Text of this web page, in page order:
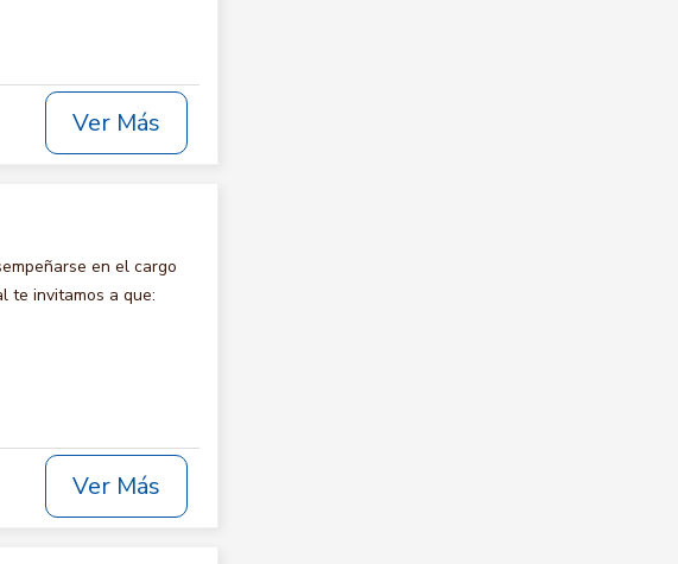
Ver Más
en el cargo
te invitamos a que:
Ver Más